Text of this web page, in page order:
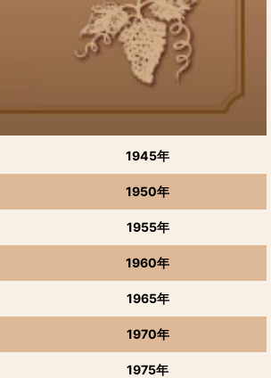
1945年
1950年
1955年
1960年
1965年
1970年
1975年